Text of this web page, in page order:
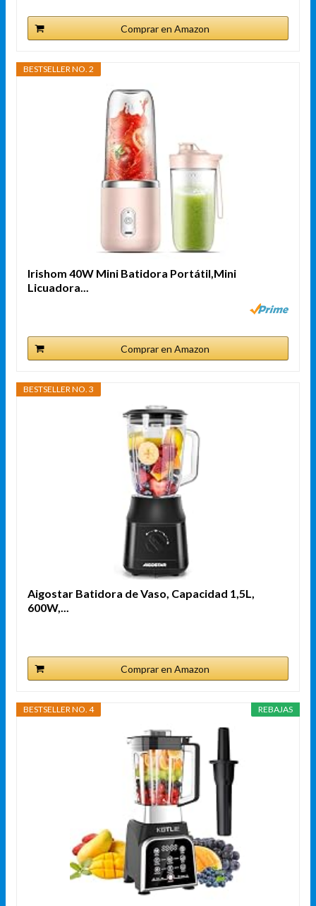
Comprar en Amazon
BESTSELLER NO. 2
Irishom 40W Mini Batidora Portátil,Mini
Licuadora...
Comprar en Amazon
BESTSELLER NO. 3
Aigostar Batidora de Vaso, Capacidad 1,5L,
600W,...
Comprar en Amazon
REBAJAS
BESTSELLER NO. 4